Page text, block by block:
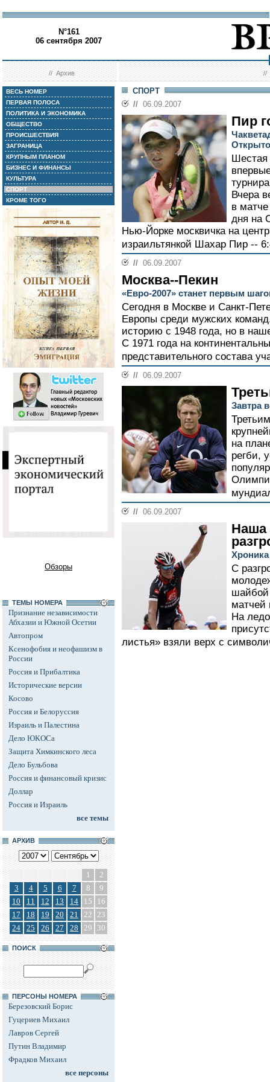
N°161
06 сентября 2007
//Архив //
ВЕСЬ НОМЕР
ПЕРВАЯ ПОЛОСА
ПОЛИТИКА И ЭКОНОМИКА
ОБЩЕСТВО
ПРОИСШЕСТВИЯ
ЗАГРАНИЦА
КРУПНЫМ ПЛАНОМ
БИЗНЕС И ФИНАНСЫ
КУЛЬТУРА
СПОРТ
КРОМЕ ТОГО
Обзоры
ТЕМЫ НОМЕРА
Признание независимости
Абхазии и Южной Осетии
Автопром
Ксенофобия и неофашизм в
России
Россия и Прибалтика
Исторические версии
Косово
Россия и Белоруссия
Израиль и Палестина
Дело ЮКОСа
Защита Химкинского леса
Дело Бульбова
Россия и финансовый кризис
Доллар
Россия и Израиль
все темы
АРХИВ
1
2
3
4 5 6 7 8
9
10
11 12 13 14 15
16
17
18 19 20 21 22 23
24
25 26 27 28 29 30
ПОИСК
ПЕРСОНЫ НОМЕРА
Березовский Борис
Гуцериев Михаил
Лавров Сергей
Путин Владимир
Фрадков Михаил
все персоны
СПОРТ
// 06.09.2007
Пир
Шестая
Вчера
в матче
дня на
Нью-Йорке москвичка на
израильтянкой Шахар Пир --
// 06.09.2007
Москва--Пекин
«Евро-2007» станет первым
Сегодня в Москве и Санкт-
Европы среди мужских
историю с 1948 года, но в
С 1971 года на
представительного состава
// 06.09.2007
Завтра
на
регби,
// 06.09.2007
Наша
С
шайбой
матчей
На
листья» взяли верх с